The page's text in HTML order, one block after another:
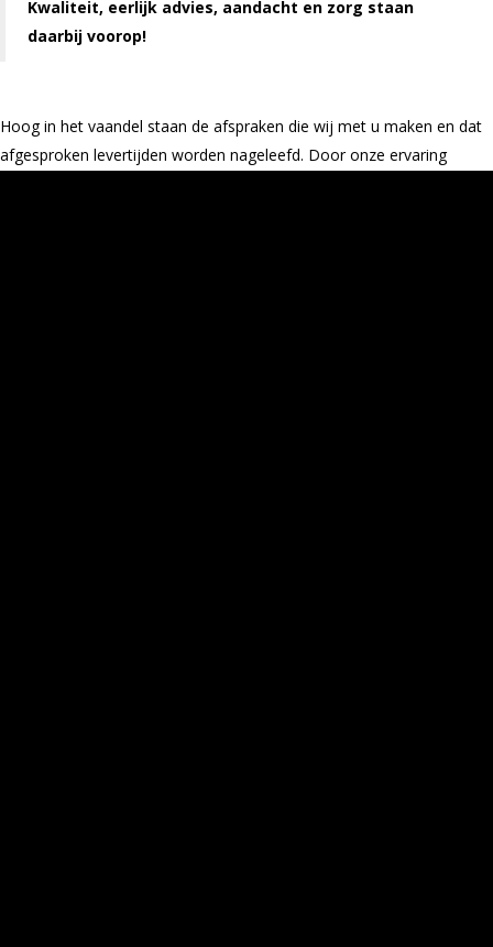
Kwaliteit, eerlijk advies, aandacht en zorg staan
daarbij voorop!
Hoog in het vaandel staan de afspraken die wij met u maken en dat
afgesproken levertijden worden nageleefd. Door onze ervaring